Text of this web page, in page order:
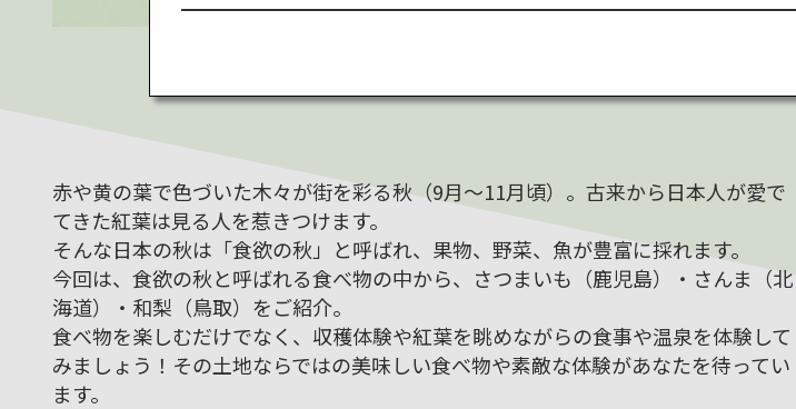
赤や黄の葉で色づいた木々が街を彩る秋（9月～11月頃）。古来から日本人が愛で
てきた紅葉は見る人を惹きつけます。
そんな日本の秋は「食欲の秋」と呼ばれ、果物、野菜、魚が豊富に採れます。
今回は、食欲の秋と呼ばれる食べ物の中から、さつまいも（鹿児島）・さんま（北
海道）・和梨（鳥取）をご紹介。
食べ物を楽しむだけでなく、収穫体験や紅葉を眺めながらの食事や温泉を体験して
みましょう！その土地ならではの美味しい食べ物や素敵な体験があなたを待ってい
ます。